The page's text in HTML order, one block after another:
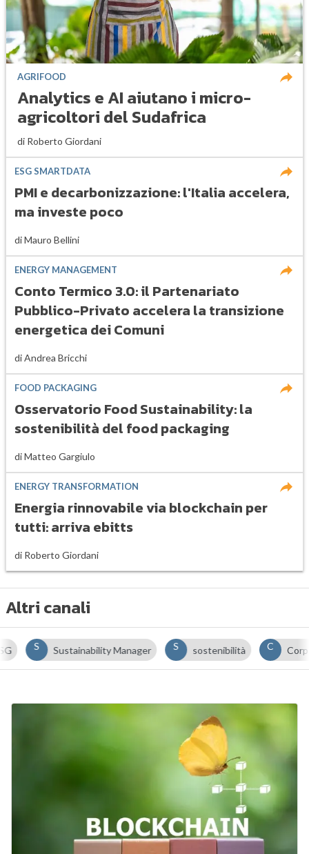
AGRIFOOD
Analytics e AI aiutano i micro-
agricoltori del Sudafrica
di Roberto Giordani
ESG SMARTDATA
PMI e decarbonizzazione: l'Italia accelera,
ma investe poco
diMauro Bellini
ENERGY MANAGEMENT
Conto Termico 3.0: il Partenariato
Pubblico-Privato accelera la transizione
energetica dei Comuni
diAndrea Bricchi
FOOD PACKAGING
Osservatorio Food Sustainability: la
sostenibilità del food packaging
diMatteo Gargiulo
ENERGY TRANSFORMATION
Energia rinnovabile via blockchain per
tutti: arriva ebitts
di Roberto Giordani
Altri canali
S Sustainability Manager S sostenibilità C